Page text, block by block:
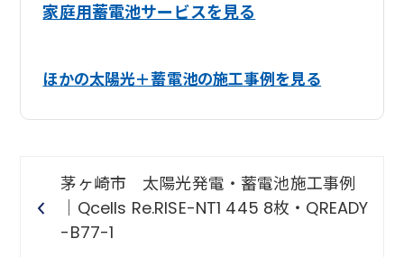
家庭用蓄電池サービスを見る
ほかの太陽光＋蓄電池の施工事例を見る
茅ヶ崎市 太陽光発電・蓄電池施工事例
｜Qcells Re.RISE-NT1 445 8枚・QREADY
-B77-1